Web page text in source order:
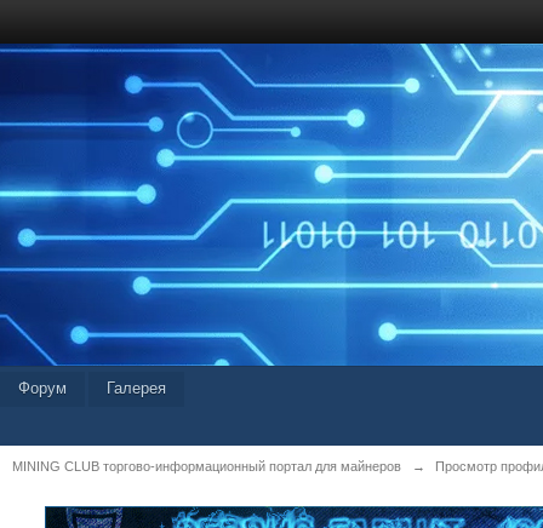
Форум Галерея
MINING CLUB торгово-информационный портал для майнеров → Просмотр